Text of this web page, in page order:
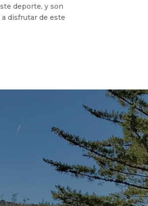
deporte, y son
disfrutar de este